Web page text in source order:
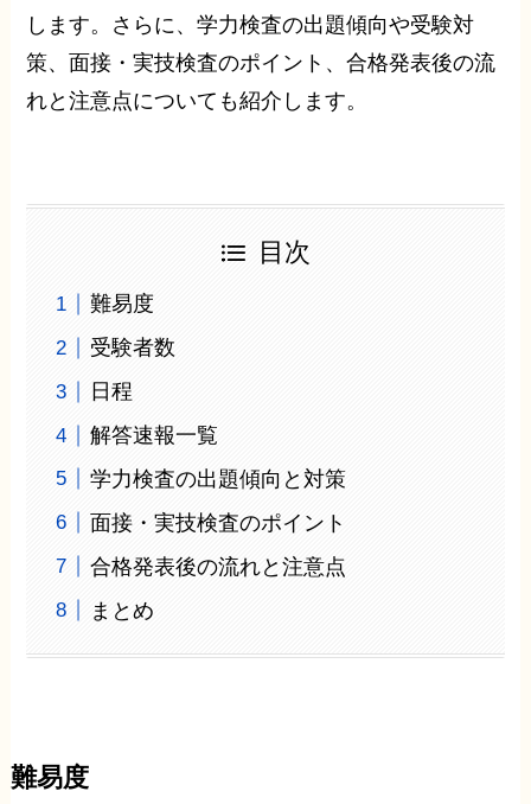
します。さらに、学力検査の出題傾向や受験対
策、面接・実技検査のポイント、合格発表後の流
れと注意点についても紹介します。
目次
難易度
受験者数
日程
解答速報一覧
学力検査の出題傾向と対策
面接・実技検査のポイント
合格発表後の流れと注意点
まとめ
難易度